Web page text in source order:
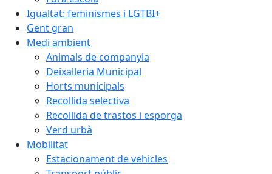
Igualtat: feminismes i LGTBI+
Gent gran
Medi ambient
Animals de companyia
Deixalleria Municipal
Horts municipals
Recollida selectiva
Recollida de trastos i esporga
Verd urbà
Mobilitat
Estacionament de vehicles